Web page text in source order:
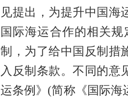
见提出，为提升中国海
国际海运合作的相关
制，为了给中国反制措
入反制条款。不同的意
运条例》 (简称《国际海